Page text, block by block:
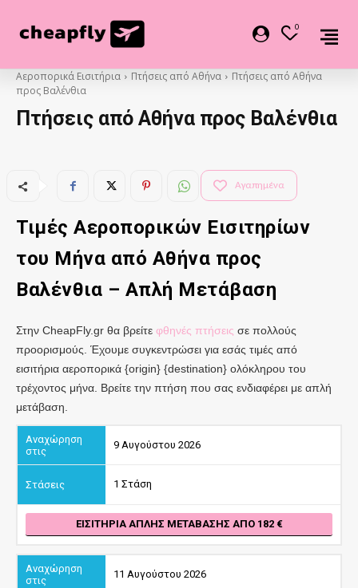
0
Αεροπορικά Εισιτήρια Πτήσεις από Αθήνα
Πτήσεις από Αθήνα
προς Βαλένθια
Πτήσεις από Αθήνα προς Βαλένθια
Αγαπημένα
Τιμές Αεροπορικών Εισιτηρίων
του Μήνα από Αθήνα προς
Βαλένθια – Απλή Μετάβαση
Στην CheapFly.gr θα βρείτε φθηνές πτήσεις σε πολλούς
προορισμούς. Έχουμε συγκεντρώσει για εσάς τιμές από
εισιτήρια αεροπορικά {origin} {destination} ολόκληρου του
τρέχοντος μήνα. Βρείτε την πτήση που σας ενδιαφέρει με απλή
μετάβαση.
9 Αυγούστου 2026
1 Στάση
ΕΙΣΙΤΉΡΙΑ ΑΠΛΉΣ ΜΕΤΆΒΑΣΗΣ ΑΠΌ 182
11 Αυγούστου 2026